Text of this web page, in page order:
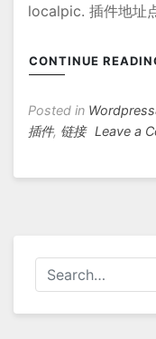
localpic. 插件地址
CONTINUE
Posted in
插件, 链接 Leave a